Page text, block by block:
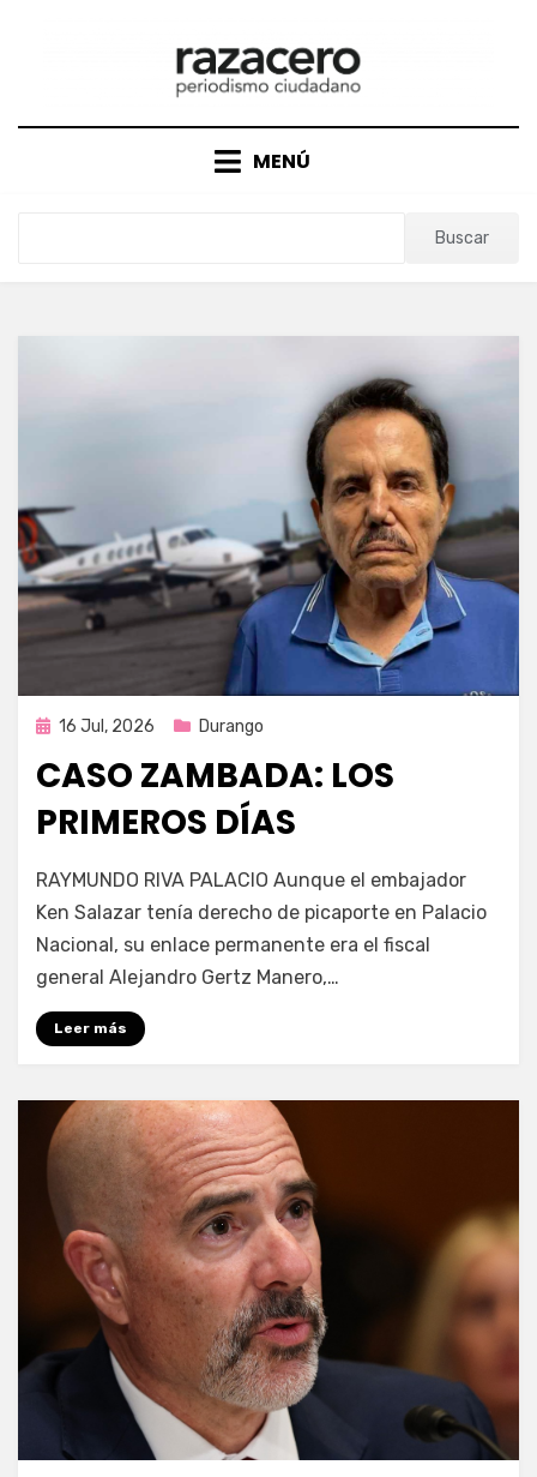
MENÚ
Buscar
Publicada
16 Jul, 2026 Durango
CASO ZAMBADA: LOS
PRIMEROS DÍAS
porFernando Miranda Servín
RAYMUNDO RIVA PALACIO Aunque el embajador
Ken Salazar tenía derecho de picaporte en Palacio
Nacional, su enlace permanente era el fiscal
general Alejandro Gertz Manero,…
Leer más